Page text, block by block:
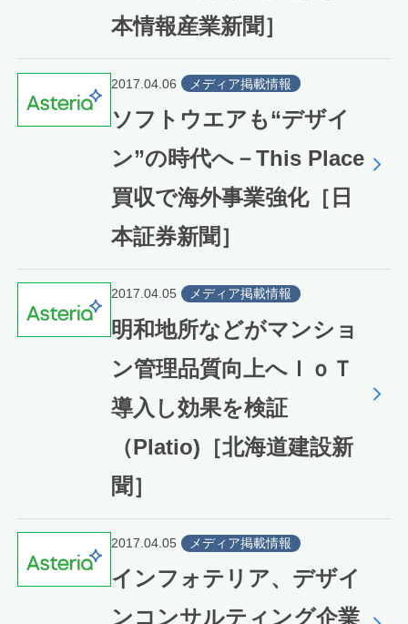
本情報産業新聞］
2017.04.06 メディア掲載情報
ソフトウエアも“デザイ
ン”の時代へ－This Place
買収で海外事業強化［日
本証券新聞］
2017.04.05 メディア掲載情報
明和地所などがマンショ
ン管理品質向上へＩｏＴ
導入し効果を検証
（Platio)［北海道建設新
聞］
2017.04.05 メディア掲載情報
インフォテリア、デザイ
ンコンサルティング企業